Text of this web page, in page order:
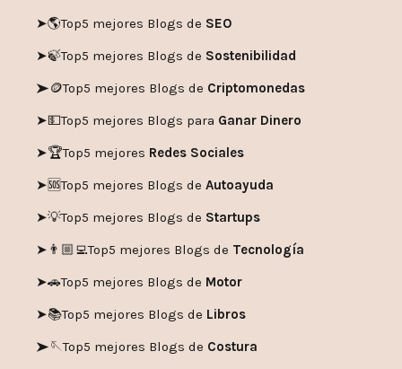
➤🌎Top5 mejores Blogs de SEO
➤🍃Top5 mejores Blogs de Sostenibilidad
➤🪙Top5 mejores Blogs de Criptomonedas
➤💵Top5 mejores Blogs para Ganar Dinero
➤🏆Top5 mejores Redes Sociales
➤🆘Top5 mejores Blogs de Autoayuda
➤💡Top5 mejores Blogs de Startups
➤👨🏼‍💻Top5 mejores Blogs de Tecnología
➤🚗Top5 mejores Blogs de Motor
➤📚Top5 mejores Blogs de Libros
➤🪡Top5 mejores Blogs de Costura